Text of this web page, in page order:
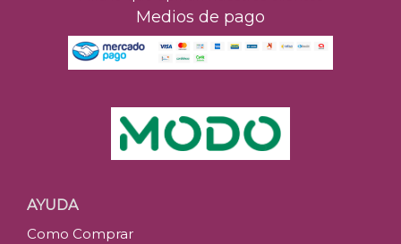
Medios de pago
AYUDA
Como Comprar